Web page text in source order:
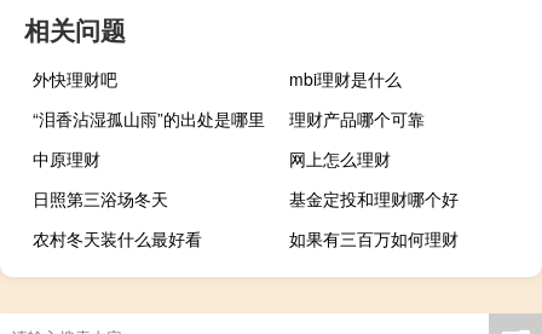
相关问题
外快理财吧
mbi理财是什么
“泪香沾湿孤山雨”的出处是哪里
理财产品哪个可靠
中原理财
网上怎么理财
日照第三浴场冬天
基金定投和理财哪个好
农村冬天装什么最好看
如果有三百万如何理财